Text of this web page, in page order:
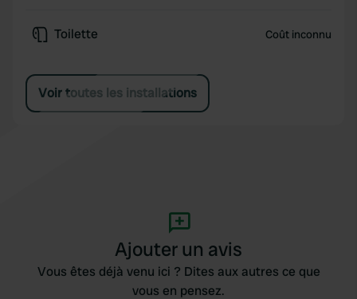
Toilette Coût inconnu
Voir toutes les installations
Ajouter un avis
Vous êtes déjà venu ici ? Dites aux autres ce que
vous en pensez.